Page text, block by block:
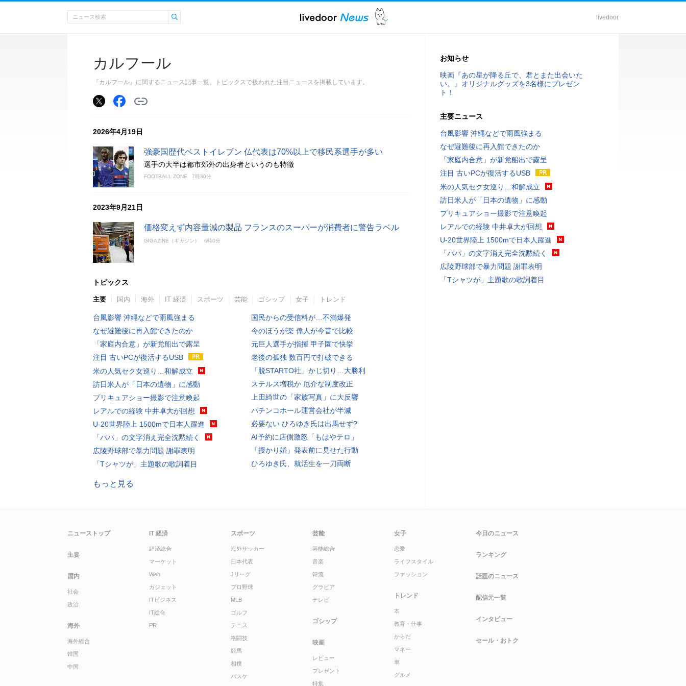
livedoor
カルフール
『カルフール』に関するニュース記事一覧。トピックスで扱われた注目ニュースを掲載しています。
2026年4月19日
強豪国歴代ベストイレブン 仏代表は70%以上で移民系選手が多い
選手の大半は都市郊外の出身者というのも特徴
FOOTBALL ZONE 7時30分
2023年9月21日
価格変えず内容量減の製品 フランスのスーパーが消費者に警告ラベル
GIGAZINE（ギガジン） 6時0分
トピックス
主要 国内 海外 IT 経済 スポーツ 芸能 ゴシップ 女子 トレンド
台風影響 沖縄などで雨風強まる
なぜ避難後に再入館できたのか
「家庭内合意」が新党船出で露呈
注目 古いPCが復活するUSB
米の人気セク女巡り…和解成立
訪日米人が「日本の遺物」に感動
プリキュアショー撮影で注意喚起
レアルでの経験 中井卓大が回想
U-20世界陸上 1500mで日本人躍進
「パパ」の文字消え完全沈黙続く
広陵野球部で暴力問題 謝罪表明
「Tシャツが」主題歌の歌詞着目
国民からの受信料が…不満爆発
今のほうが楽 偉人が今昔で比較
元巨人選手が指揮 甲子園で快挙
老後の孤独 数百円で打破できる
「脱STARTO社」かじ切り…大勝利
ステルス増税か 厄介な制度改正
上田綺世の「家族写真」に大反響
パチンコホール運営会社が半減
必要ない ひろゆき氏は出馬せず?
AI予約に店側激怒「もはやテロ」
「授かり婚」発表前に見せた行動
ひろゆき氏、就活生を一刀両断
もっと見る
お知らせ
映画『あの星が降る丘で、君とまた出会いた
い。』オリジナルグッズを3名様にプレゼン
ト！
主要ニュース
台風影響 沖縄などで雨風強まる
なぜ避難後に再入館できたのか
「家庭内合意」が新党船出で露呈
注目 古いPCが復活するUSB
米の人気セク女巡り…和解成立
訪日米人が「日本の遺物」に感動
プリキュアショー撮影で注意喚起
レアルでの経験 中井卓大が回想
U-20世界陸上 1500mで日本人躍進
「パパ」の文字消え完全沈黙続く
広陵野球部で暴力問題 謝罪表明
「Tシャツが」主題歌の歌詞着目
ニューストップ
主要
国内
社会
政治
海外
海外総合
韓国
中国
IT 経済
経済総合
マーケット
Web
ガジェット
ITビジネス
IT総合
PR
スポーツ
海外サッカー
日本代表
Jリーグ
プロ野球
MLB
ゴルフ
テニス
格闘技
競馬
相撲
バスケ
芸能
芸能総合
音楽
韓流
グラビア
テレビ
ゴシップ
映画
レビュー
プレゼント
特集
女子
恋愛
ライフスタイル
ファッション
トレンド
本
教育・仕事
からだ
マネー
車
グルメ
今日のニュース
ランキング
話題のニュース
配信元一覧
インタビュー
セール・おトク